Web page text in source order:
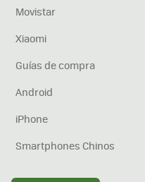
Movistar
Xiaomi
Guías de compra
Android
iPhone
Smartphones Chinos